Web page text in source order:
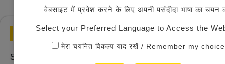
वेबसाइट में प्रवेश करने के लिए अपनी पसंदीदा भाषा का चयन
Select your Preferred Language to Access the
मेरा चयनित विकल्प याद रखें / Remember my choice
Career
Select Region